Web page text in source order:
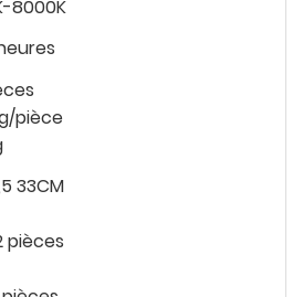
8000K
pièce
33CM
pièces